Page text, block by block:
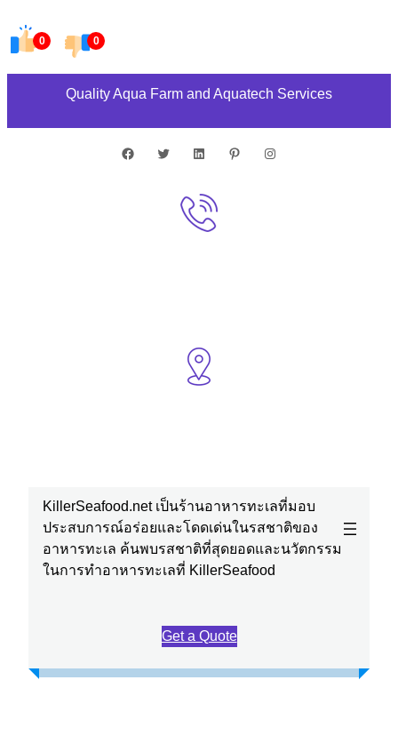
0 0
Quality Aqua Farm and Aquatech Services
Facebook Twitter LinkedIn Pinterest Instagram
KillerSeafood.net เป็นร้านอาหารทะเลที่มอบ
ประสบการณ์อร่อยและโดดเด่นในรสชาติของ
อาหารทะเล ค้นพบรสชาติที่สุดยอดและนวัตกรรม
ในการทำอาหารทะเลที่ KillerSeafood
Get a Quote